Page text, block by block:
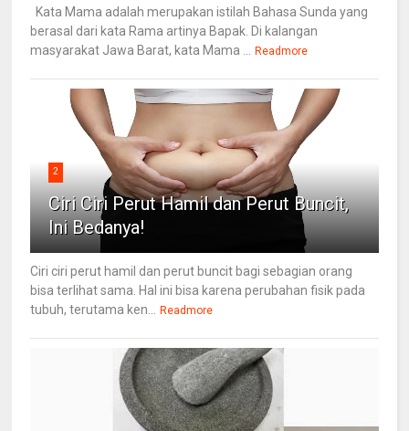
Kata Mama adalah merupakan istilah Bahasa Sunda yang
berasal dari kata Rama artinya Bapak. Di kalangan
masyarakat Jawa Barat, kata Mama ...
Readmore
2
Ciri Ciri Perut Hamil dan Perut Buncit,
Ini Bedanya!
Ciri ciri perut hamil dan perut buncit bagi sebagian orang
bisa terlihat sama. Hal ini bisa karena perubahan fisik pada
tubuh, terutama ken...
Readmore